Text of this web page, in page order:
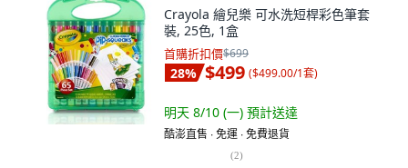
Crayola 繪兒樂 可水洗短桿彩色筆套
裝, 25色, 1盒
首購折扣價$699
28% $499 ($499.00/1套)
明天 8/10 (一) 預計送達
酷澎直售 ∙ 免運 ∙ 免費退貨
(2)